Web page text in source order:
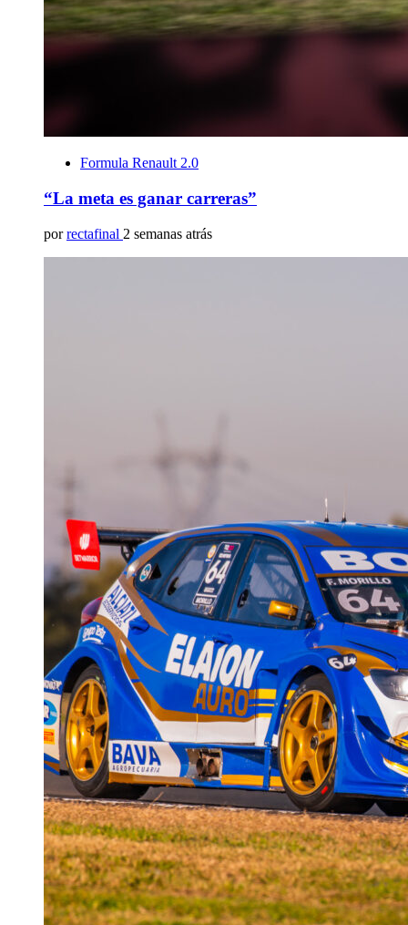
Formula Renault 2.0
“La meta es ganar carreras”
por rectafinal 2 semanas atrás